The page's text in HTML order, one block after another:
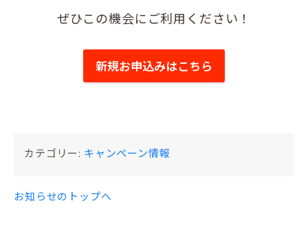
ぜひこの機会にご利用ください！
新規お申込みはこちら
カテゴリー: キャンペーン情報
お知らせのトップへ